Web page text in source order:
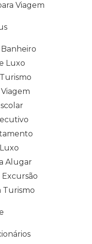
Viagem
Luxo
Alugar
Turismo